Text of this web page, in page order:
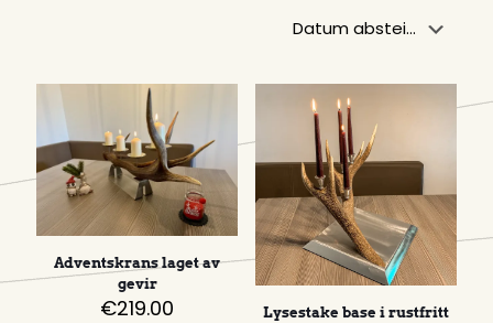
Adventskrans laget av
gevir
€219.00
Lysestake base i rustfritt